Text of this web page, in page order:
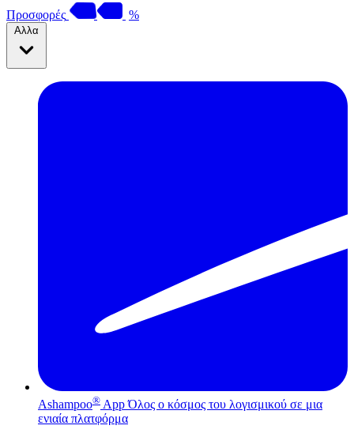
Προσφορές %
Αλλα
Ashampoo® App Όλος ο κόσμος του λογισμικού σε μια
ενιαία πλατφόρμα